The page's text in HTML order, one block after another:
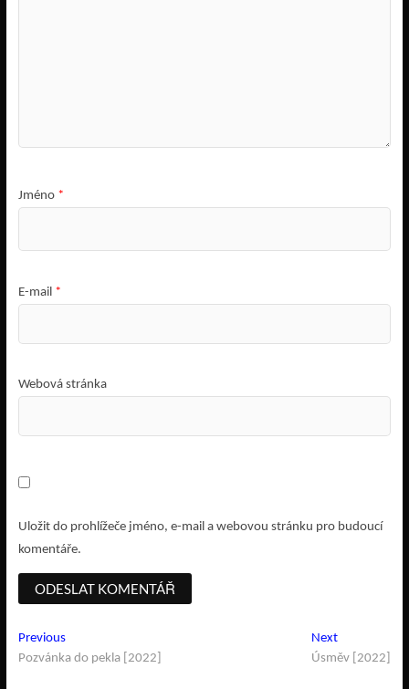
Jméno *
E-mail *
Webová stránka
Uložit do prohlížeče jméno, e-mail a webovou stránku pro budoucí
komentáře.
Navigace
pro
PreviousPrevious
post:
Pozvánka do pekla [2022]
NextNext
post:
Úsměv [2022]